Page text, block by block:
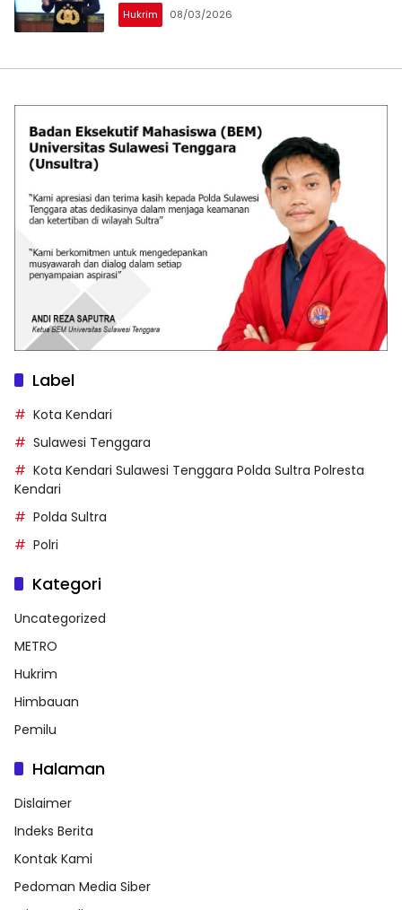
Hukrim 08/03/2026
Label
Kota Kendari
Sulawesi Tenggara
Kota Kendari Sulawesi Tenggara Polda Sultra Polresta
Kendari
Polda Sultra
Polri
Kategori
Uncategorized
METRO
Hukrim
Himbauan
Pemilu
Halaman
Dislaimer
Indeks Berita
Kontak Kami
Pedoman Media Siber